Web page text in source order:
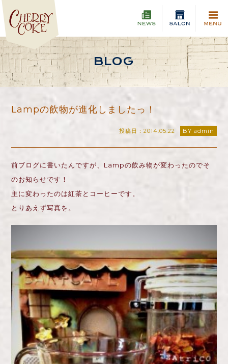
BLOG
Lampの飲物が進化しましたっ！
投稿日：2014.05.22 BY admin
前ブログに書いたんですが、Lampの飲み物が変わったのでそ
のお知らせです！
主に変わったのは紅茶とコーヒーです。
とりあえず写真を。